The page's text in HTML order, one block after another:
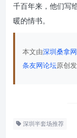
千百年来，他们写
暖的情书。
本文由深圳桑拿
条友网论坛原创
深圳半套场推荐